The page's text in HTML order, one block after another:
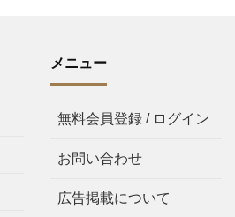
メニュー
無料会員登録 / ログイン
お問い合わせ
広告掲載について